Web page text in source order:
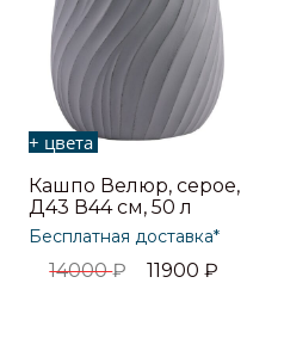
+ цвета
Кашпо Велюр, серое,
Д43 В44 см, 50 л
Бесплатная доставка*
14000₽ 11900₽